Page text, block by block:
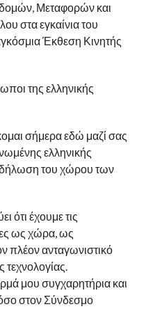
Μεταφορών και
στα εγκαίνια του
Έκθεση Κινητής
της ελληνικής
σήμερα εδώ μαζί σας
ελληνικής
του χώρου των
ότι έχουμε τις
ως χώρα, ως
πλέον ανταγωνιστικό
μου συγχαρητήρια και
στον Σύνδεσμο